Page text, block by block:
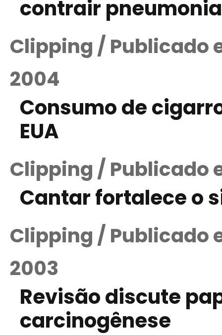
contrair pneumonia
Clipping / Publicado
2004
Consumo de
EUA
Clipping / Publicado
Cantar fortalece o
Clipping / Publicado
2003
Revisão discute
carcinogênese